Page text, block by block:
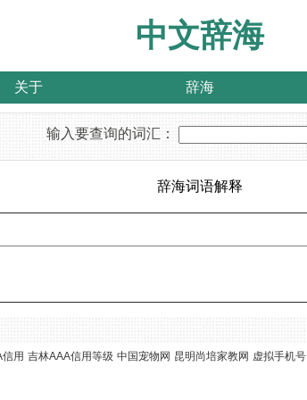
中文辞海
关于 辞海
输入要查询的词汇：
辞海词语解释
用 吉林AAA信用等级 中国宠物网 昆明尚培家教网 虚拟手机号